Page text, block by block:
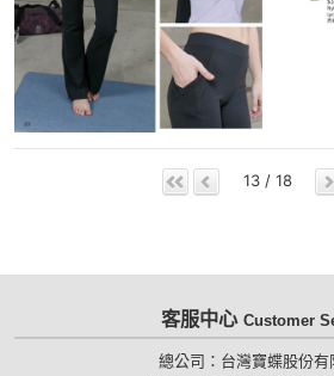
13 / 18
客服中心 Customer
總公司：台灣寶蝶股份有